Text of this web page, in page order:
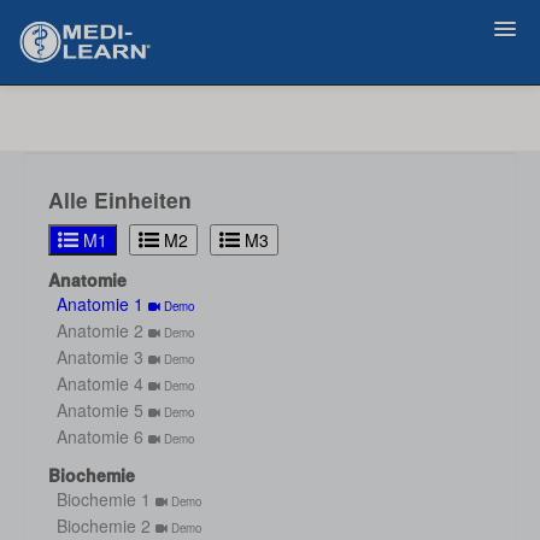
Alle Einheiten
M1 M2
M3
Anatomie
Anatomie 1
Demo
Anatomie 2 Demo
Anatomie 3 Demo
Anatomie 4 Demo
Anatomie 5 Demo
Anatomie 6 Demo
Biochemie
Biochemie 1
Demo
Biochemie 2 Demo